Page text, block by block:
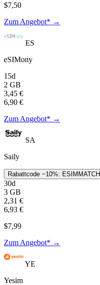
$7,50
Zum Angebot* →
ES
eSIMony
15d
2 GB
3,45 €
6,90 €
Zum Angebot* →
SA
Saily
Rabattcode −10%: ESIMMATCH
30d
3 GB
2,31 €
6,93 €
$7,99
Zum Angebot* →
YE
Yesim